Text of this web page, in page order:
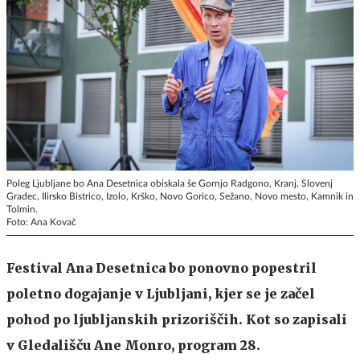
Poleg Ljubljane bo Ana Desetnica obiskala še Gornjo Radgono, Kranj, Slovenj
Gradec, Ilirsko Bistrico, Izolo, Krško, Novo Gorico, Sežano, Novo mesto, Kamnik in
Tolmin.
Foto: Ana Kovač
Festival Ana Desetnica bo ponovno popestril
poletno dogajanje v Ljubljani, kjer se je začel
pohod po ljubljanskih prizoriščih. Kot so zapisali
v Gledališču Ane Monro, program 28.